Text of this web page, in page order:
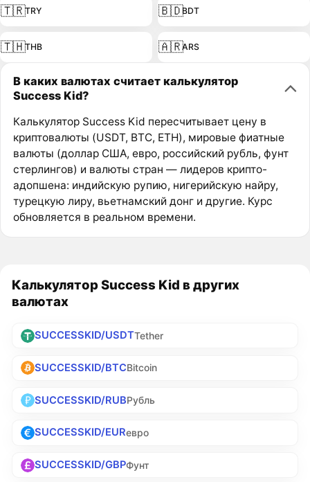
🇹🇷TRY 🇧🇩BDT
🇹🇭THB 🇦🇷ARS
В каких валютах считает калькулятор
Success Kid?
Калькулятор Success Kid пересчитывает цену в
криптовалюты (USDT, BTC, ETH), мировые фиатные
валюты (доллар США, евро, российский рубль, фунт
стерлингов) и валюты стран — лидеров крипто-
адопшена: индийскую рупию, нигерийскую найру,
турецкую лиру, вьетнамский донг и другие. Курс
обновляется в реальном времени.
Калькулятор Success Kid в других
валютах
SUCCESSKID/USDTTether
SUCCESSKID/BTCBitcoin
SUCCESSKID/RUBРубль
SUCCESSKID/EURевро
SUCCESSKID/GBPФунт